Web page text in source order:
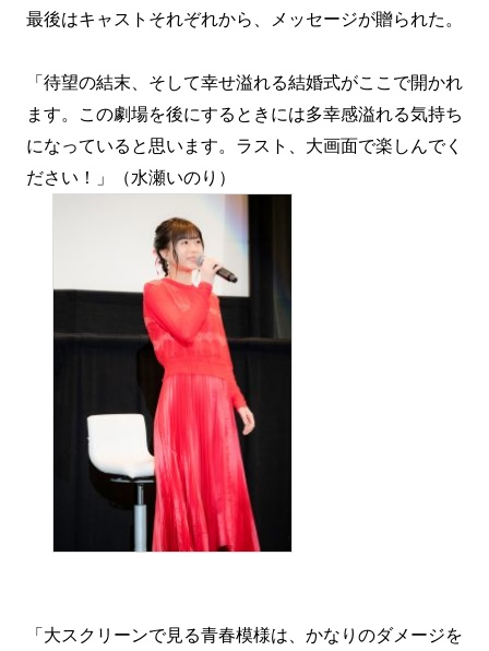
最後はキャストそれぞれから、メッセージが贈られた。
「待望の結末、そして幸せ溢れる結婚式がここで開かれ
ます。この劇場を後にするときには多幸感溢れる気持ち
になっていると思います。ラスト、大画面で楽しんでく
ださい！」（水瀬いのり）
「大スクリーンで見る青春模様は、かなりのダメージを